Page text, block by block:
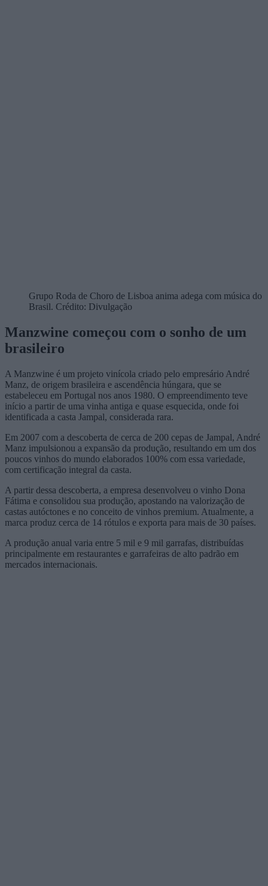
Grupo Roda de Choro de Lisboa anima adega com música do
Brasil. Crédito: Divulgação
Manzwine começou com o sonho de um
brasileiro
A Manzwine é um projeto vinícola criado pelo empresário André
Manz, de origem brasileira e ascendência húngara, que se
estabeleceu em Portugal nos anos 1980. O empreendimento teve
início a partir de uma vinha antiga e quase esquecida, onde foi
identificada a casta Jampal, considerada rara.
Em 2007 com a descoberta de cerca de 200 cepas de Jampal, André
Manz impulsionou a expansão da produção, resultando em um dos
poucos vinhos do mundo elaborados 100% com essa variedade,
com certificação integral da casta.
A partir dessa descoberta, a empresa desenvolveu o vinho Dona
Fátima e consolidou sua produção, apostando na valorização de
castas autóctones e no conceito de vinhos premium. Atualmente, a
marca produz cerca de 14 rótulos e exporta para mais de 30 países.
A produção anual varia entre 5 mil e 9 mil garrafas, distribuídas
principalmente em restaurantes e garrafeiras de alto padrão em
mercados internacionais.